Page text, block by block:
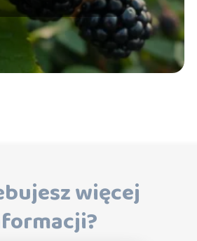
więcej